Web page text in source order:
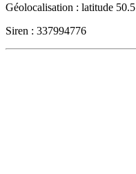
Géolocalisation : latitude
Siren : 337994776